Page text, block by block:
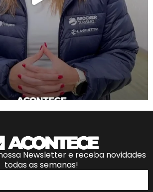
Newsletter e receba novidades
todas as semanas!